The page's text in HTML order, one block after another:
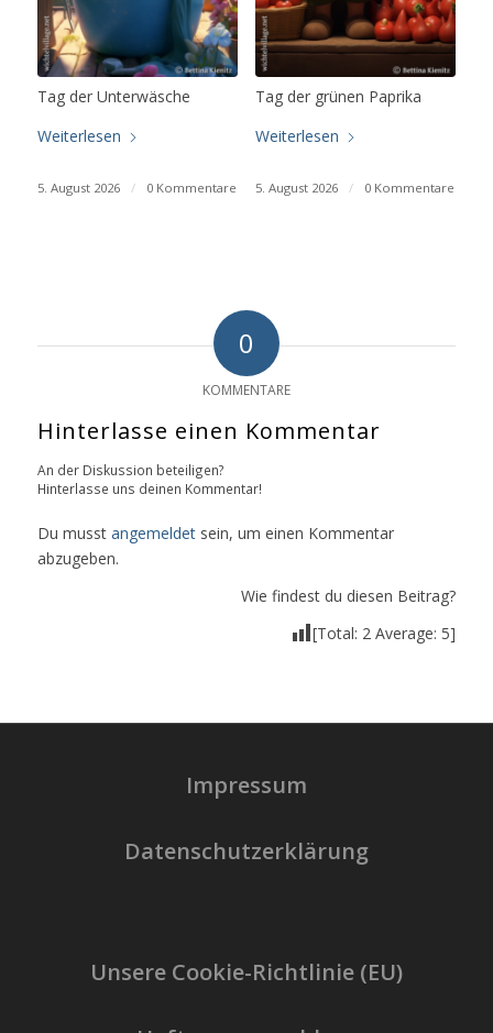
Tag der Unterwäsche
Weiterlesen
5. August 2026 / 0 Kommentare
Tag der grünen Paprika
Weiterlesen
5. August 2026 / 0 Kommentare
0
KOMMENTARE
Hinterlasse einen Kommentar
An der Diskussion beteiligen?
Hinterlasse uns deinen Kommentar!
Du musst angemeldetsein, um einen Kommentar
abzugeben.
Wie findest du diesen Beitrag?
[Total: 2 Average: 5]
Impressum
Datenschutzerklärung
Unsere Cookie-Richtlinie (EU)